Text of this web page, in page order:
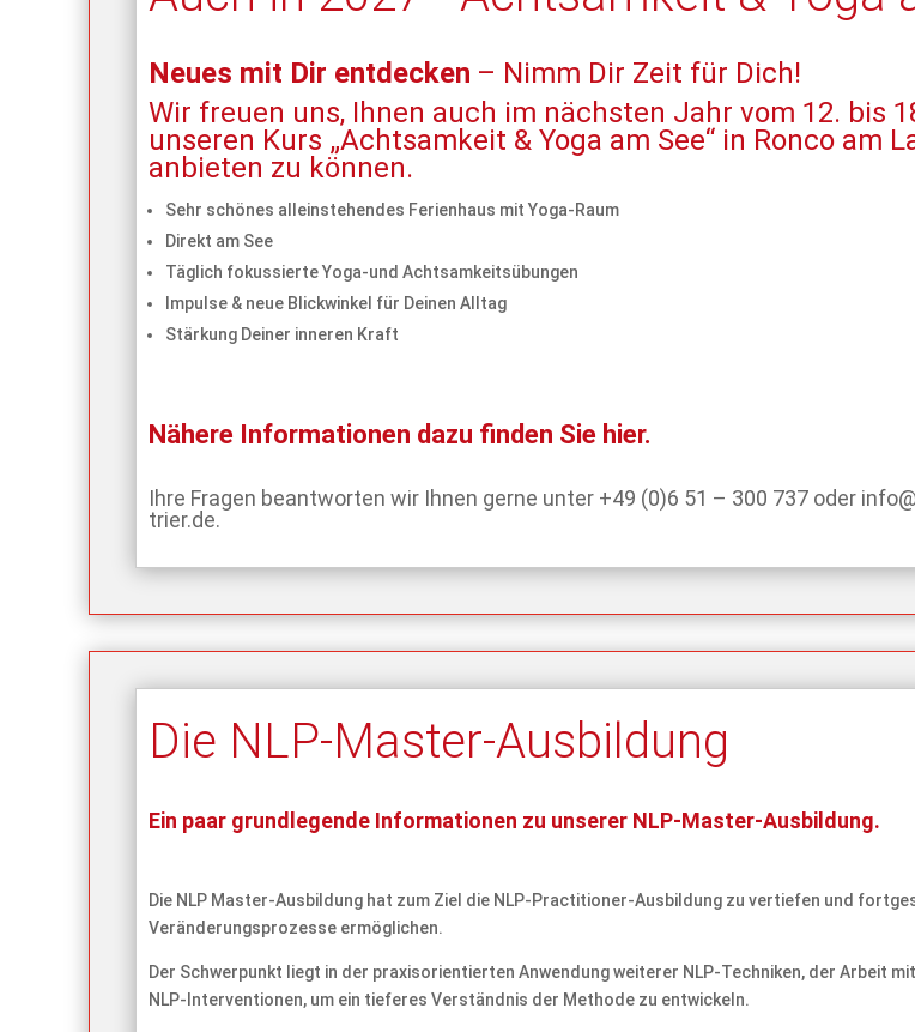
Neues mit Dir entdecken – Nimm Dir Zeit für Dich!
Wir freuen uns, Ihnen auch im nächsten Jahr vom 12. bis
unseren Kurs „Achtsamkeit & Yoga am See“ in Ronco am
anbieten zu können.
Sehr schönes alleinstehendes Ferienhaus mit Yoga-Raum
Direkt am See
Täglich fokussierte Yoga-und Achtsamkeitsübungen
Impulse & neue Blickwinkel für Deinen Alltag
Stärkung Deiner inneren Kraft
Nähere Informationen dazu finden Sie hier.
Ihre Fragen beantworten wir Ihnen gerne unter +49 (0)6 51 – 300 737 oder
trier.de.
Die NLP-Master-Ausbildung
Ein paar grundlegende Informationen zu unserer NLP-Master-Ausbildung.
Die NLP Master-Ausbildung hat zum Ziel die NLP-Practitioner-Ausbildung zu vertiefen und
Veränderungsprozesse ermöglichen.
Der Schwerpunkt liegt in der praxisorientierten Anwendung weiterer NLP-Techniken, der Arbeit
NLP-Interventionen, um ein tieferes Verständnis der Methode zu entwickeln.